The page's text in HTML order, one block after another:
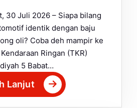
30 Juli 2026 – Siapa bilang
identik dengan baju
oli? Coba deh mampir ke
Ringan (TKR)
5 Babat…
Lanjut